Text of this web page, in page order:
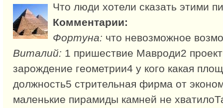
Что люди хотели сказать этими
Комментарии:
Фортуна: что невозможное
Виталий: 1 пришествие Мавроди2
зарождение геометрии4 у кого какая
должность5 стрительная фирма от
маленькие пирамиды камней не